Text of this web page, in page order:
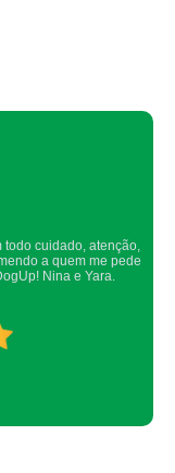
da dog up,
todos os detalhes